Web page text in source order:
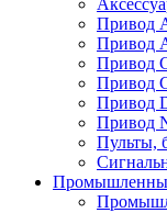
Привод
Привод
Привод
Привод
Привод
Привод
Пульты,